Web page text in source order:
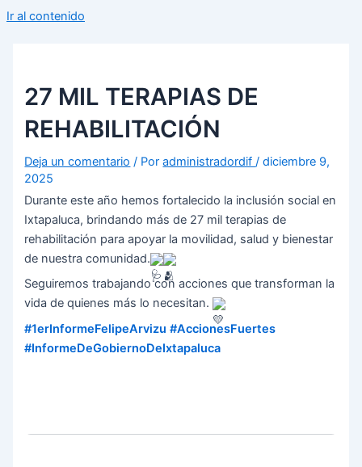
Ir al contenido
27 MIL TERAPIAS DE
REHABILITACIÓN
Deja un comentario / Poradministradordif/diciembre 9,
2025
Durante este año hemos fortalecido la inclusión social en
Ixtapaluca, brindando más de 27 mil terapias de
rehabilitación para apoyar la movilidad, salud y bienestar
de nuestra comunidad.
Seguiremos trabajando con acciones que transforman la
vida de quienes más lo necesitan.
#1erInformeFelipeArvizu #AccionesFuertes
#InformeDeGobiernoDeIxtapaluca